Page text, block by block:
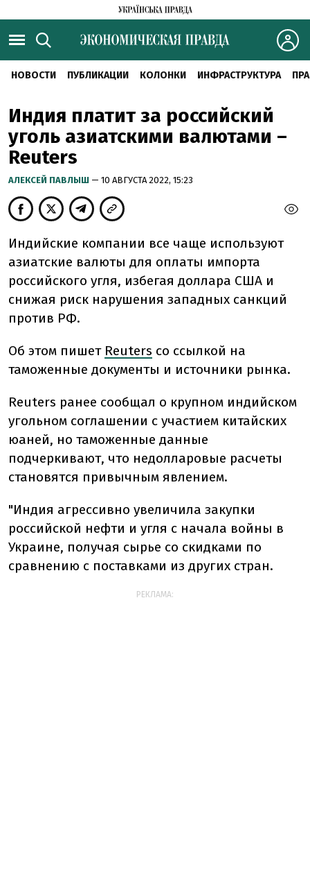
НОВОСТИ ПУБЛИКАЦИИ КОЛОНКИ ИНФРАСТРУКТУРА
Индия платит за российский
уголь азиатскими валютами –
Reuters
АЛЕКСЕЙ ПАВЛЫШ — 10 АВГУСТА 2022, 15:23
Индийские компании все чаще используют
азиатские валюты для оплаты импорта
российского угля, избегая доллара США и
снижая риск нарушения западных санкций
против РФ.
Об этом пишет Reuters со ссылкой на
таможенные документы и источники рынка.
Reuters ранее сообщал о крупном индийском
угольном соглашении с участием китайских
юаней, но таможенные данные
подчеркивают, что недолларовые расчеты
становятся привычным явлением.
"Индия агрессивно увеличила закупки
российской нефти и угля с начала войны в
Украине, получая сырье со скидками по
сравнению с поставками из других стран.
РЕКЛАМА: